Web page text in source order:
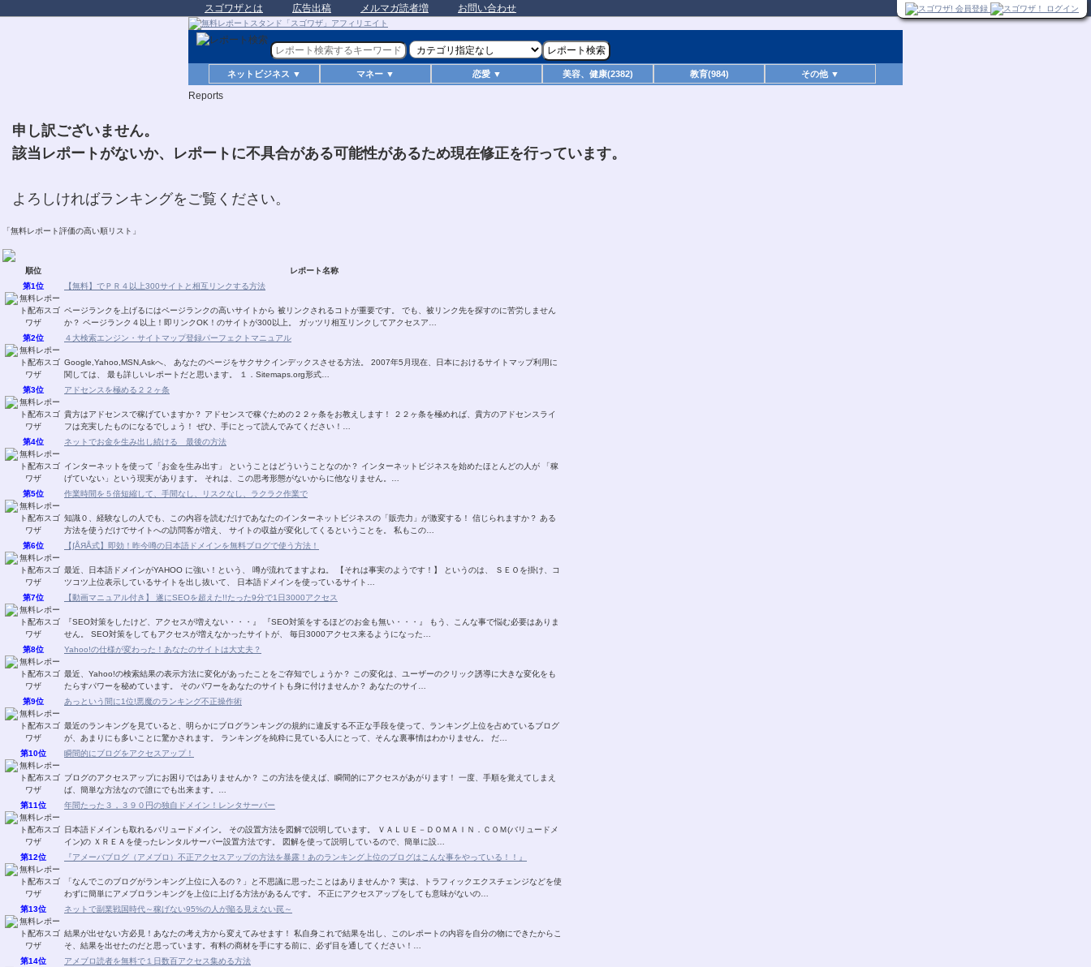
スゴワザとは 広告出稿 メルマガ読者増 お問い合わせ
ネットビジネス ▼ マネー ▼ 恋愛 ▼ 美容、健康(2382) 教育(984) その他 ▼
Reports
申し訳ございません。
該当レポートがないか、レポートに不具合がある可能性があるため現在修正を行っています。
よろしければランキングをご覧ください。
「無料レポート評価の高い順リスト」
順位
レポート名称
第1位
【無料】でＰＲ４以上300サイトと相互リンクする方法
ページランクを上げるにはページランクの高いサイトから 被リンクされるコトが重要です。 でも、被リンク先を探すのに苦労しません
か？ ページランク４以上！即リンクOK！のサイトが300以上。 ガッツリ相互リンクしてアクセスア…
第2位
４大検索エンジン・サイトマップ登録パーフェクトマニュアル
Google,Yahoo,MSN,Askへ、 あなたのページをサクサクインデックスさせる方法。 2007年5月現在、日本におけるサイトマップ利用に
関しては、 最も詳しいレポートだと思います。 １．Sitemaps.org形式…
第3位
アドセンスを極める２２ヶ条
貴方はアドセンスで稼げていますか？ アドセンスで稼ぐための２２ヶ条をお教えします！ ２２ヶ条を極めれば、貴方のアドセンスライ
フは充実したものになるでしょう！ ぜひ、手にとって読んでみてください！…
第4位
ネットでお金を生み出し続ける 最後の方法
インターネットを使って「お金を生み出す」 ということはどういうことなのか？ インターネットビジネスを始めたほとんどの人が 「稼
げていない」という現実があります。 それは、この思考形態がないからに他なりません。…
第5位
作業時間を５倍短縮して、手間なし、リスクなし、ラクラク作業で
知識０、経験なしの人でも、この内容を読むだけであなたのインターネットビジネスの「販売力」が激変する！ 信じられますか？ ある
方法を使うだけでサイトへの訪問客が増え、 サイトの収益が変化してくるということを。 私もこの…
第6位
【∫ÅЯÅ式】即効！昨今噂の日本語ドメインを無料ブログで使う方法！
最近、日本語ドメインがYAHOO に強い！という、 噂が流れてますよね。 【それは事実のようです！】 というのは、 ＳＥＯを掛け、コ
ツコツ上位表示しているサイトを出し抜いて、 日本語ドメインを使っているサイト…
第7位
【動画マニュアル付き】 遂にSEOを超えた!!たった9分で1日3000アクセス
『SEO対策をしたけど、アクセスが増えない・・・』 『SEO対策をするほどのお金も無い・・・』 もう、こんな事で悩む必要はありま
せん。 SEO対策をしてもアクセスが増えなかったサイトが、 毎日3000アクセス来るようになった…
第8位
Yahoo!の仕様が変わった！あなたのサイトは大丈夫？
最近、Yahoo!の検索結果の表示方法に変化があったことをご存知でしょうか？ この変化は、ユーザーのクリック誘導に大きな変化をも
たらすパワーを秘めています。 そのパワーをあなたのサイトも身に付けませんか？ あなたのサイ…
第9位
あっという間に1位!悪魔のランキング不正操作術
最近のランキングを見ていると、明らかにブログランキングの規約に違反する不正な手段を使って、ランキング上位を占めているブログ
が、あまりにも多いことに驚かされます。 ランキングを純粋に見ている人にとって、そんな裏事情はわかりません。 だ…
第10位
瞬間的にブログをアクセスアップ！
ブログのアクセスアップにお困りではありませんか？ この方法を使えば、瞬間的にアクセスがあがります！ 一度、手順を覚えてしまえ
ば、簡単な方法なので誰にでも出来ます。…
第11位
年間たった３，３９０円の独自ドメイン！レンタサーバー
日本語ドメインも取れるバリュードメイン。 その設置方法を図解で説明しています。 ＶＡＬＵＥ－ＤＯＭＡＩＮ．ＣＯＭ(バリュードメ
イン)の ＸＲＥＡを使ったレンタルサーバー設置方法です。 図解を使って説明しているので、簡単に設…
第12位
『アメーバブログ（アメブロ）不正アクセスアップの方法を暴露！あのランキング上位のブログはこんな事をやっている！！』
「なんでこのブログがランキング上位に入るの？」と不思議に思ったことはありませんか？ 実は、トラフィックエクスチェンジなどを使
わずに簡単にアメブロランキングを上位に上げる方法があるんです。 不正にアクセスアップをしても意味がないの…
第13位
ネットで副業戦国時代～稼げない95%の人が陥る見えない罠～
結果が出せない方必見！あなたの考え方から変えてみせます！ 私自身これで結果を出し、このレポートの内容を自分の物にできたからこ
そ、結果を出せたのだと思っています。有料の商材を手にする前に、必ず目を通してください！…
第14位
アメブロ読者を無料で１日数百アクセス集める方法